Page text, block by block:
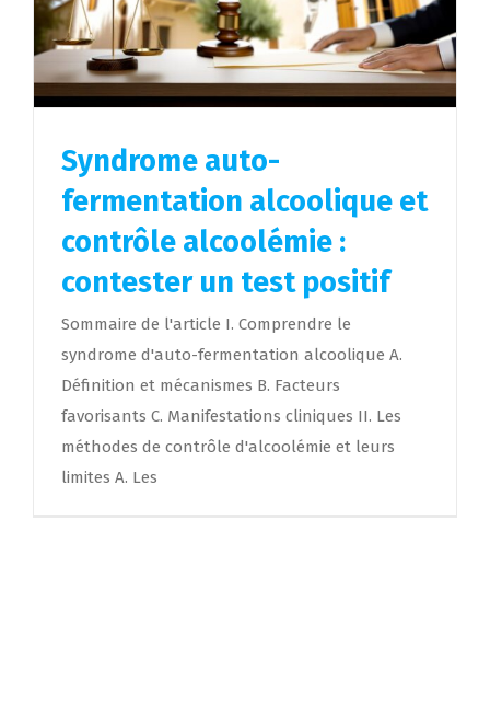
Syndrome auto-
fermentation alcoolique et
contrôle alcoolémie :
contester un test positif
Sommaire de l'article I. Comprendre le
syndrome d'auto-fermentation alcoolique A.
Définition et mécanismes B. Facteurs
favorisants C. Manifestations cliniques II. Les
méthodes de contrôle d'alcoolémie et leurs
limites A. Les